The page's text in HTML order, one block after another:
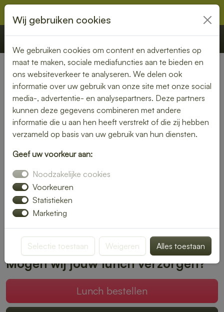
€ 0,00 Offerte Bestellen
Nederland» Vragender
Lunch bezorgen in Vragender
– vers en snel bij jou thuis of
op kantoor
bezorgen in Vragender en geniet van verse, smaakvolle
gerechten. Of je nu kiest voor een rijk belegd broodje, een
frisse salade of een warme maaltijd – wij bezorgen het bij
jou op locatie.
Plaats je bestelling online en geniet zonder zorgen van een
heerlijke lunch.
Mogen wij jouw lunch verzorgen?
Lunch bestellen
Wij gebruiken cookies
We gebruiken cookies om content en advertenties op
maat te maken, sociale mediafuncties aan te bieden en
ons websiteverkeer te analyseren. We delen ook
informatie over uw gebruik van onze site met onze social
media-, advertentie- en analysepartners. Deze partners
kunnen deze gegevens combineren met andere
informatie die u aan hen heeft verstrekt of die zij hebben
verzameld op basis van uw gebruik van hun diensten.
Geef uw voorkeur aan:
Noodzakelijke cookies
Voorkeuren
Statistieken
Marketing
Selectie toestaan Weigeren Alles toestaan